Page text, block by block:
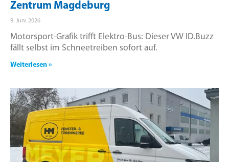
Zentrum Magdeburg
9. Juni 2026
Motorsport-Grafik trifft Elektro-Bus: Dieser VW ID.Buzz
fällt selbst im Schneetreiben sofort auf.
Weiterlesen »